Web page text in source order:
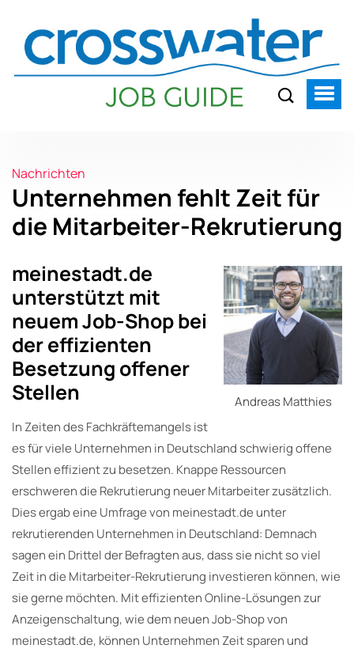
Nachrichten
Unternehmen fehlt Zeit für
die Mitarbeiter-Rekrutierung
Andreas Matthies
meinestadt.de
unterstützt mit
neuem Job-Shop bei
der effizienten
Besetzung offener
Stellen
In Zeiten des Fachkräftemangels ist
es für viele Unternehmen in Deutschland schwierig offene
Stellen effizient zu besetzen. Knappe Ressourcen
erschweren die Rekrutierung neuer Mitarbeiter zusätzlich.
Dies ergab eine Umfrage von meinestadt.de unter
rekrutierenden Unternehmen in Deutschland: Demnach
sagen ein Drittel der Befragten aus, dass sie nicht so viel
Zeit in die Mitarbeiter-Rekrutierung investieren können, wie
sie gerne möchten. Mit effizienten Online-Lösungen zur
Anzeigenschaltung, wie dem neuen Job-Shop von
meinestadt.de, können Unternehmen Zeit sparen und